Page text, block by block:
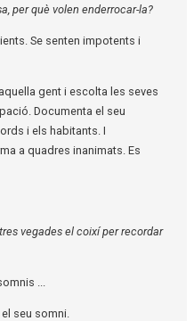
per què volen enderrocar-la?
Se senten impotents i
gent i escolta les seves
Documenta el seu
i els habitants. I
a quadres inanimats. Es
vegades el coixí per recordar
...
seu somni.